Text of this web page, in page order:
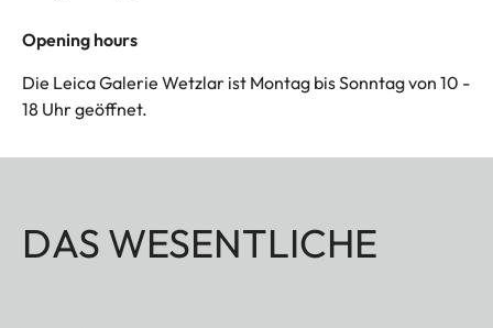
Opening hours
Die Leica Galerie Wetzlar ist Montag bis Sonntag von 10 -
18 Uhr geöffnet.
DAS WESENTLICHE